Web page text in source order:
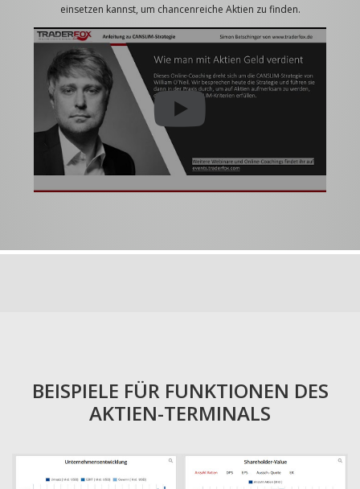
einsetzen kannst, um chancenreiche Aktien zu finden.
BEISPIELE FÜR FUNKTIONEN DES
AKTIEN-TERMINALS